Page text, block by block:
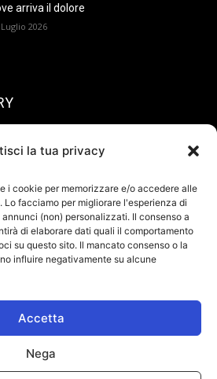
la tua privacy
i cookie per memorizzare e/o accedere alle
facciamo per migliorare l'esperienza di
(non) personalizzati. Il consenso a
di elaborare dati quali il comportamento
su questo sito. Il mancato consenso o la
influire negativamente su alcune
Accetta
Nega
arriva il dolore
2026
73
45
40
36
34
24